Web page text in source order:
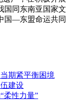
国同东南亚国家文
国—东盟命运共同
期紧平衡困境
建设
柔性力量”